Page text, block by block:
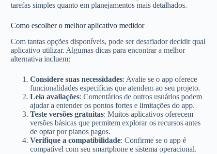
tarefas simples quanto em planejamentos mais detalhados.
Como escolher o melhor aplicativo medidor
Com tantas opções disponíveis, pode ser desafiador decidir qual
aplicativo utilizar. Algumas dicas para encontrar a melhor
alternativa incluem:
Considere suas necessidades: Avalie se o app oferece
funcionalidades específicas que atendem ao seu projeto.
Leia avaliações: Comentários de outros usuários podem
ajudar a entender os pontos fortes e limitações do app.
Teste versões gratuitas: Muitos aplicativos oferecem
versões básicas que permitem explorar os recursos antes
de optar por planos pagos.
Verifique a compatibilidade: Confirme se o app é
compatível com seu smartphone e sistema operacional.